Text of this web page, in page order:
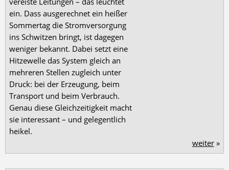
ein. Dass ausgerechnet ein heißer
Sommertag die Stromversorgung
ins Schwitzen bringt, ist dagegen
weniger bekannt. Dabei setzt eine
Hitzewelle das System gleich an
mehreren Stellen zugleich unter
Druck: bei der Erzeugung, beim
Transport und beim Verbrauch.
Genau diese Gleichzeitigkeit macht
sie interessant – und gelegentlich
heikel.
weiter»